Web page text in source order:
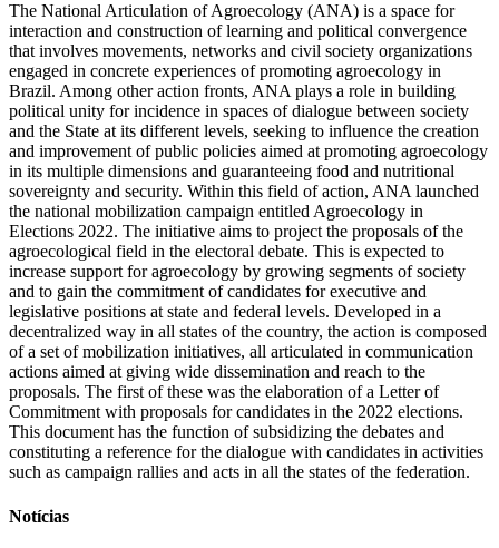
The National Articulation of Agroecology (ANA) is a space for
interaction and construction of learning and political convergence
that involves movements, networks and civil society organizations
engaged in concrete experiences of promoting agroecology in
Brazil. Among other action fronts, ANA plays a role in building
political unity for incidence in spaces of dialogue between society
and the State at its different levels, seeking to influence the creation
and improvement of public policies aimed at promoting agroecology
in its multiple dimensions and guaranteeing food and nutritional
sovereignty and security. Within this field of action, ANA launched
the national mobilization campaign entitled Agroecology in
Elections 2022. The initiative aims to project the proposals of the
agroecological field in the electoral debate. This is expected to
increase support for agroecology by growing segments of society
and to gain the commitment of candidates for executive and
legislative positions at state and federal levels. Developed in a
decentralized way in all states of the country, the action is composed
of a set of mobilization initiatives, all articulated in communication
actions aimed at giving wide dissemination and reach to the
proposals. The first of these was the elaboration of a Letter of
Commitment with proposals for candidates in the 2022 elections.
This document has the function of subsidizing the debates and
constituting a reference for the dialogue with candidates in activities
such as campaign rallies and acts in all the states of the federation.
Notícias